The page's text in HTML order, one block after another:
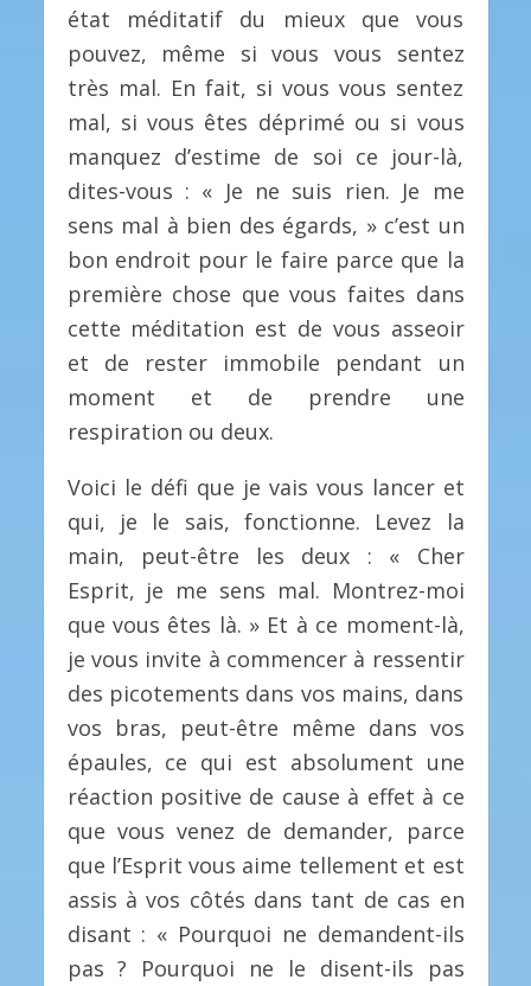
état méditatif du mieux que vous
pouvez, même si vous vous sentez
très mal. En fait, si vous vous sentez
mal, si vous êtes déprimé ou si vous
manquez d’estime de soi ce jour-là,
dites-vous : « Je ne suis rien. Je me
sens mal à bien des égards, » c’est un
bon endroit pour le faire parce que la
première chose que vous faites dans
cette méditation est de vous asseoir
et de rester immobile pendant un
moment et de prendre une
respiration ou deux.
Voici le défi que je vais vous lancer et
qui, je le sais, fonctionne. Levez la
main, peut-être les deux : « Cher
Esprit, je me sens mal. Montrez-moi
que vous êtes là. » Et à ce moment-là,
je vous invite à commencer à ressentir
des picotements dans vos mains, dans
vos bras, peut-être même dans vos
épaules, ce qui est absolument une
réaction positive de cause à effet à ce
que vous venez de demander, parce
que l’Esprit vous aime tellement et est
assis à vos côtés dans tant de cas en
disant : « Pourquoi ne demandent-ils
pas ? Pourquoi ne le disent-ils pas